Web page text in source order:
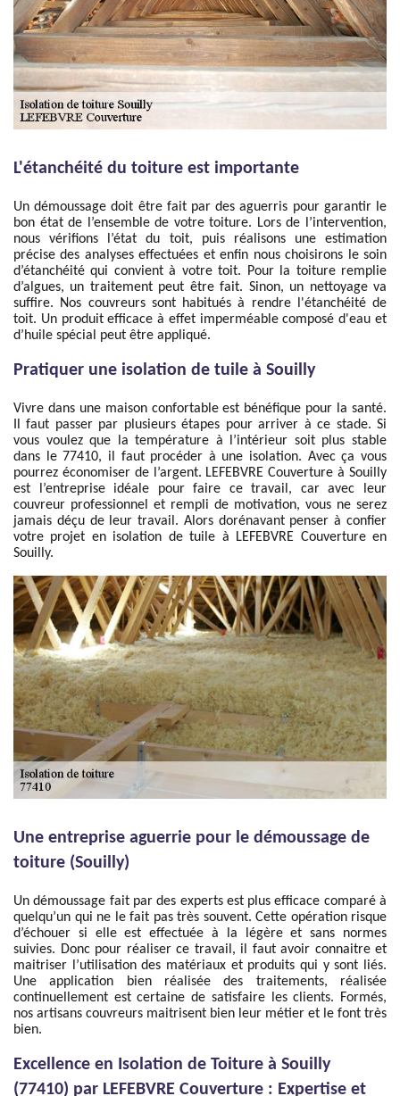
L'étanchéité du toiture est importante
Un démoussage doit être fait par des aguerris pour garantir le
bon état de l’ensemble de votre toiture. Lors de l’intervention,
nous vérifions l’état du toit, puis réalisons une estimation
précise des analyses effectuées et enfin nous choisirons le soin
d’étanchéité qui convient à votre toit. Pour la toiture remplie
d’algues, un traitement peut être fait. Sinon, un nettoyage va
suffire. Nos couvreurs sont habitués à rendre l'étanchéité de
toit. Un produit efficace à effet imperméable composé d'eau et
d’huile spécial peut être appliqué.
Pratiquer une isolation de tuile à Souilly
Vivre dans une maison confortable est bénéfique pour la santé.
Il faut passer par plusieurs étapes pour arriver à ce stade. Si
vous voulez que la température à l’intérieur soit plus stable
dans le 77410, il faut procéder à une isolation. Avec ça vous
pourrez économiser de l’argent. LEFEBVRE Couverture à Souilly
est l’entreprise idéale pour faire ce travail, car avec leur
couvreur professionnel et rempli de motivation, vous ne serez
jamais déçu de leur travail. Alors dorénavant penser à confier
votre projet en isolation de tuile à LEFEBVRE Couverture en
Souilly.
Une entreprise aguerrie pour le démoussage de
toiture (Souilly)
Un démoussage fait par des experts est plus efficace comparé à
quelqu’un qui ne le fait pas très souvent. Cette opération risque
d’échouer si elle est effectuée à la légère et sans normes
suivies. Donc pour réaliser ce travail, il faut avoir connaitre et
maitriser l’utilisation des matériaux et produits qui y sont liés.
Une application bien réalisée des traitements, réalisée
continuellement est certaine de satisfaire les clients. Formés,
nos artisans couvreurs maitrisent bien leur métier et le font très
bien.
Excellence en Isolation de Toiture à Souilly
(77410) par LEFEBVRE Couverture : Expertise et